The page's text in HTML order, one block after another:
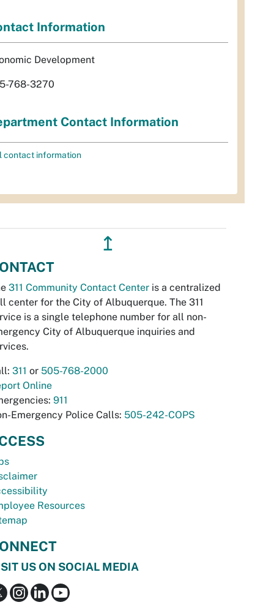
Information
Development
768-3270
Contact Information
contact information
↥
311 Community Contact Center is a centralized
center for the City of Albuquerque. The 311
is a single telephone number for all non-
City of Albuquerque inquiries and
311 or 505-768-2000
Online
911
Emergency Police Calls: 505-242-COPS
Resources
US ON SOCIAL MEDIA